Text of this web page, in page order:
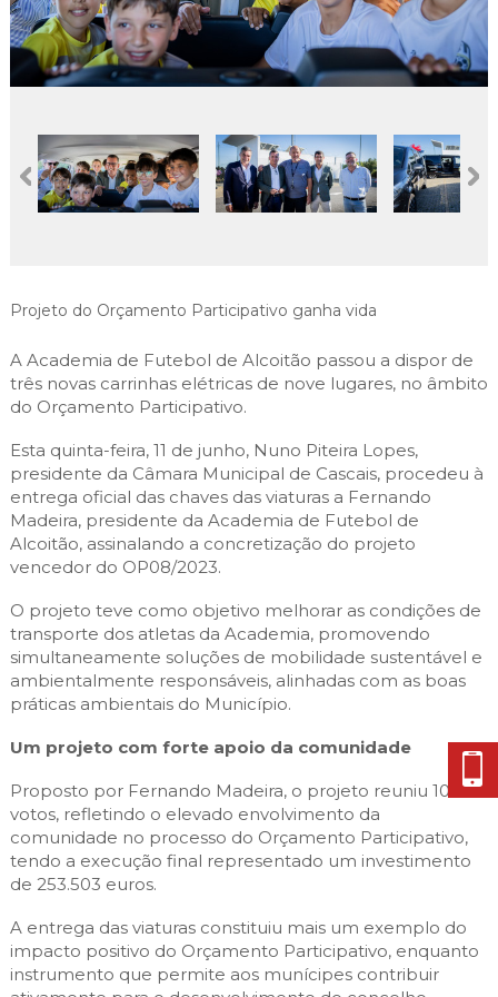
Planeamento Estratégico
Reabilitação urbana
Cascais Próxima
Economia & Inovação
Governação
Mobilidade
Sociedade & Educação
Jornal C
Agenda do executivo
VIVER
VISITAR
TEMPOS LIVRES
MAPA DO PORTAL
Projeto do Orçamento Participativo ganha vida
A Academia de Futebol de Alcoitão passou a dispor de
três novas carrinhas elétricas de nove lugares, no âmbito
do Orçamento Participativo.
Esta quinta-feira, 11 de junho, Nuno Piteira Lopes,
presidente da Câmara Municipal de Cascais, procedeu à
entrega oficial das chaves das viaturas a Fernando
Madeira, presidente da Academia de Futebol de
Alcoitão, assinalando a concretização do projeto
vencedor do OP08/2023.
O projeto teve como objetivo melhorar as condições de
transporte dos atletas da Academia, promovendo
simultaneamente soluções de mobilidade sustentável e
ambientalmente responsáveis, alinhadas com as boas
práticas ambientais do Município.
Um projeto com forte apoio da comunidade
Proposto por Fernando Madeira, o projeto reuniu 10.410
votos, refletindo o elevado envolvimento da
comunidade no processo do Orçamento Participativo,
tendo a execução final representado um investimento
de 253.503 euros.
A entrega das viaturas constituiu mais um exemplo do
impacto positivo do Orçamento Participativo, enquanto
instrumento que permite aos munícipes contribuir